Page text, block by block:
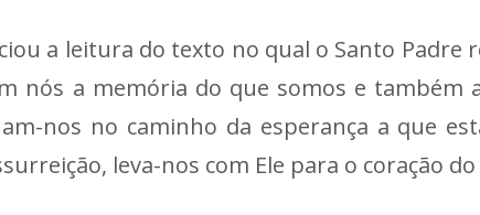
a leitura do texto no qual o Santo Padre
nós a memória do que somos e também
nos no caminho da esperança a que
leva-nos com Ele para o coração do